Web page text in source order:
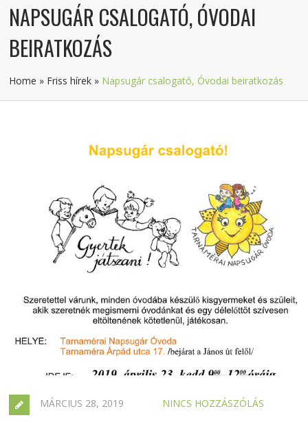
NAPSUGÁR CSALOGATÓ, ÓVODAI
BEIRATKOZÁS
Home » Friss hírek » Napsugár csalogató, Óvodai beiratkozás
MÁRCIUS 28, 2019 NINCS HOZZÁSZÓLÁS